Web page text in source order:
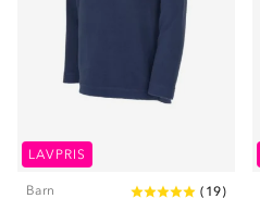
LAVPRIS
Barn ( 19)